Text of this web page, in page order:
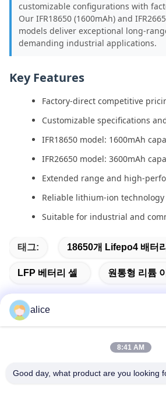
customizable configurations with
Our IFR18650 (1600mAh) and
models deliver exceptional long-
demanding industrial applications.
Key Features
Factory-direct competitive
Customizable specifications
IFR18650 model: 1600mAh
IFR26650 model: 3600mAh
Extended range and high-
Reliable lithium-ion technology
Suitable for industrial and
태그: 18650개 Lifepo4 배터리
LFP 베터리 셀 원통형 리튬
주소
alice
8:41 AM
Good day, what product are you looking